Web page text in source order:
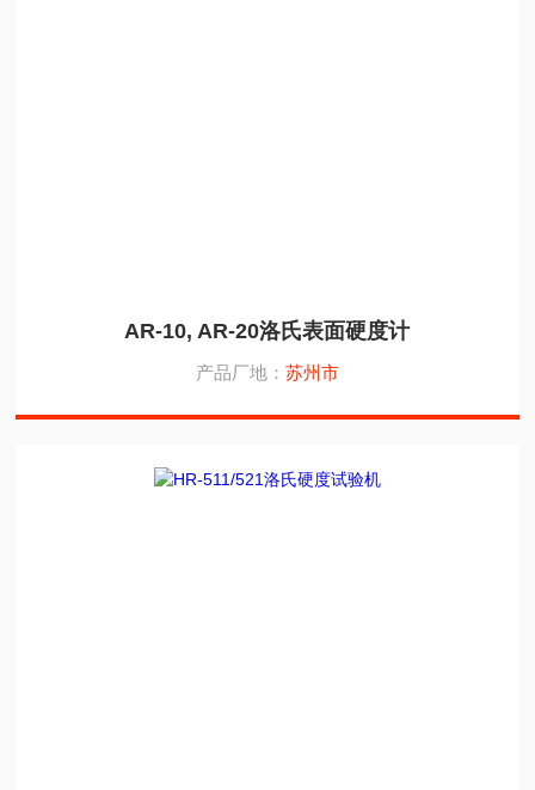
AR-10, AR-20洛氏表面硬度计
产品厂地： 苏州市